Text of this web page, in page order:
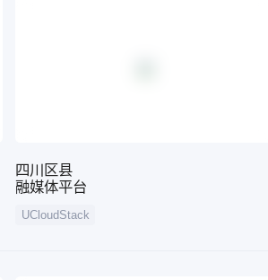
四川区县
融媒体平台
UCloudStack